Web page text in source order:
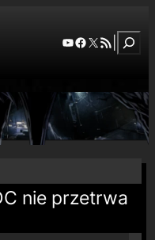
YouTube
Facebook
X RSS Feed
nie przetrwa